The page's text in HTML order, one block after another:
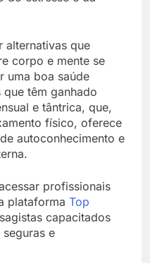
alternativas que
corpo e mente se
uma boa saúde
têm ganhado
e tântrica, que,
físico, oferece
autoconhecimento e
profissionais
plataforma Top
capacitados
e